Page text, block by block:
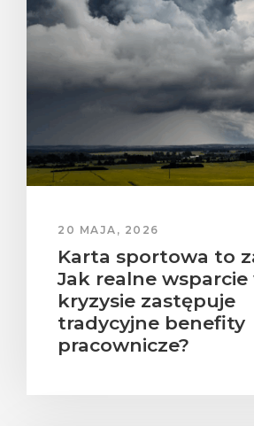
20 MAJA, 2026
Karta sportowa to
Jak realne wsparcie
kryzysie zastępuje
tradycyjne benefity
pracownicze?